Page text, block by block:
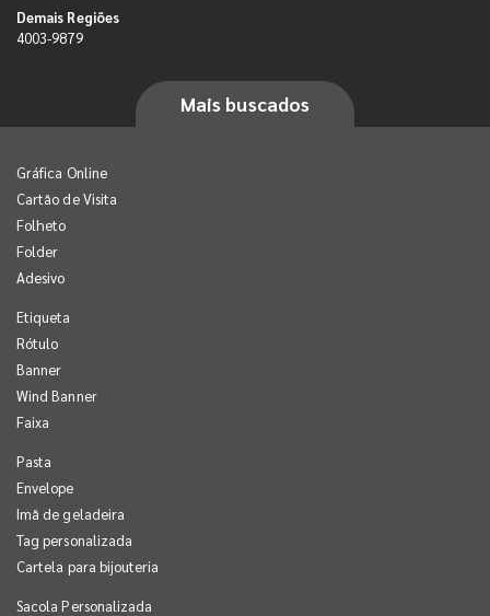
Demais Regiões
4003-9879
Mais buscados
Gráfica Online
Cartão de Visita
Folheto
Folder
Adesivo
Etiqueta
Rótulo
Banner
Wind Banner
Faixa
Pasta
Envelope
Imã de geladeira
Tag personalizada
Cartela para bijouteria
Sacola Personalizada